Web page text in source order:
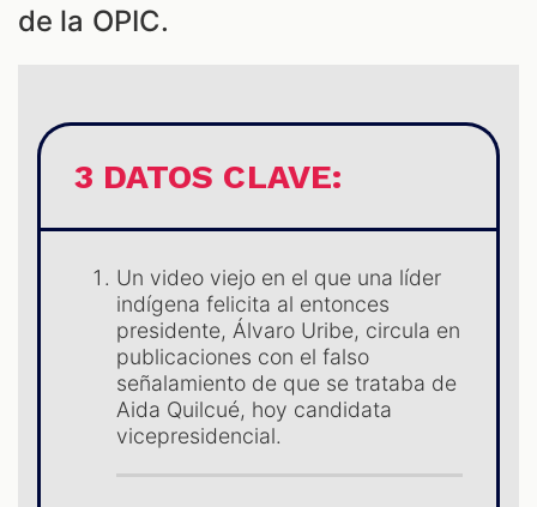
de la OPIC.
3 DATOS CLAVE:
Un video viejo en el que una líder
indígena felicita al entonces
presidente, Álvaro Uribe, circula en
publicaciones con el falso
señalamiento de que se trataba de
Aida Quilcué, hoy candidata
vicepresidencial.